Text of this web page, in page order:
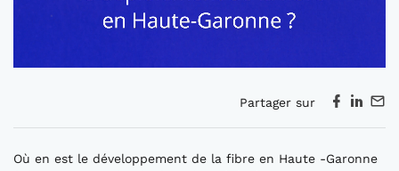
Partager sur
Où en est le développement de la fibre en Haute -Garonne